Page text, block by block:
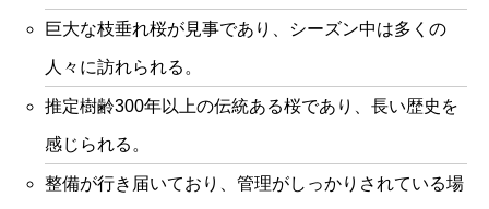
巨大な枝垂れ桜が見事であり、シーズン中は多くの
人々に訪れられる。
推定樹齢300年以上の伝統ある桜であり、長い歴史を
感じられる。
整備が行き届いており、管理がしっかりされている場